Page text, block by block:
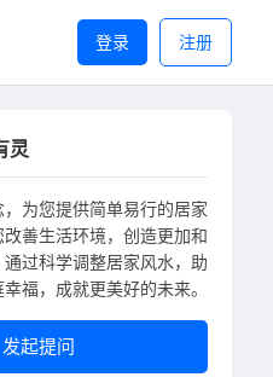
登录 注册
灵
为您提供简单易行的居家
善生活环境，创造更加和
过科学调整居家风水，助
福，成就更美好的未来。
发起提问